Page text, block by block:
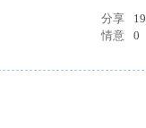
分享
情意
0